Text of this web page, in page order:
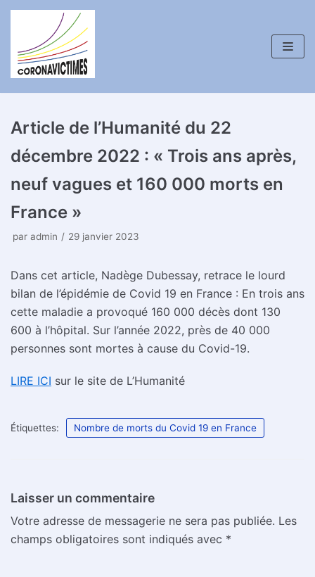
contenu
Article de l’Humanité du 22
décembre 2022 : « Trois ans après,
neuf vagues et 160 000 morts en
France »
par admin 29 janvier 2023
Dans cet article, Nadège Dubessay, retrace le lourd
bilan de l’épidémie de Covid 19 en France : En trois ans
cette maladie a provoqué 160 000 décès dont 130
600 à l’hôpital. Sur l’année 2022, près de 40 000
personnes sont mortes à cause du Covid-19.
LIRE ICI sur le site de L’Humanité
Étiquettes: Nombre de morts du Covid 19 en France
Laisser un commentaire
Votre adresse de messagerie ne sera pas publiée. Les
champs obligatoires sont indiqués avec *